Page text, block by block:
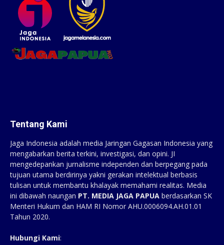
Tentang Kami
Jaga Indonesia adalah media Jaringan Gagasan Indonesia yang
mengabarkan berita terkini, investigasi, dan opini. JI
mengedepankan jurnalisme independen dan berpegang pada
tujuan utama berdirinya yakni gerakan intelektual berbasis
tulisan untuk membantu khalayak memahami realitas. Media
ini dibawah naungan PT. MEDIA JAGA PAPUA berdasarkan SK
Menteri Hukum dan HAM RI Nomor AHU.0006094.AH.01.01
Tahun 2020.
Hubungi Kami: